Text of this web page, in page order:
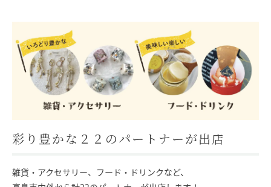
彩り豊かな２２のパートナーが出店
雑貨・アクセサリー、フード・ドリンクなど、